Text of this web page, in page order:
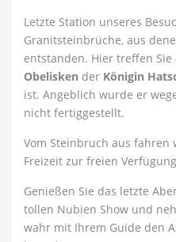
Letzte Station unseres
Granitsteinbrüche, aus
entstanden. Hier treffen Sie
Obelisken der Königin
ist. Angeblich wurde er
nicht fertiggestellt.
Vom Steinbruch aus
Freizeit zur freien
Genießen Sie das letzte
tollen Nubien Show und
wahr mit Ihrem Guide den